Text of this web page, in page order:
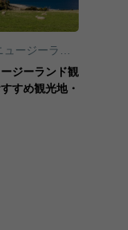
ージーランド観
すめ観光地・